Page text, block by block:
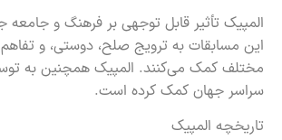
المپیک تأثیر قابل توجهی بر فرهنگ و
این مسابقات به ترویج صلح، دوستی، و
مختلف کمک می‌کنند. المپیک همچنین به
سراسر جهان کمک کرده است.
تاریخچه المپیک